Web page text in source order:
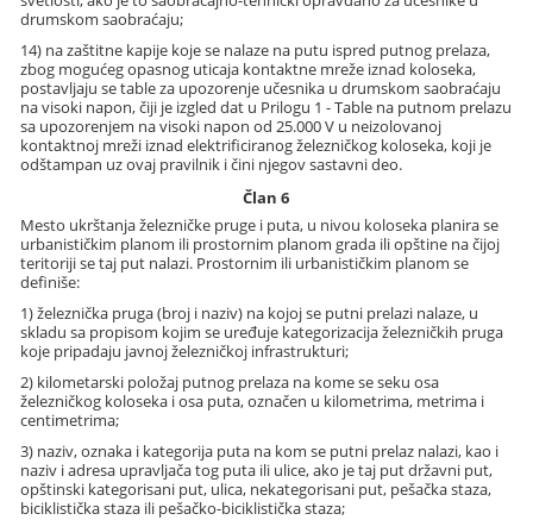
drumskom saobraćaju;
14) na zaštitne kapije koje se nalaze na putu ispred putnog prelaza,
zbog mogućeg opasnog uticaja kontaktne mreže iznad koloseka,
postavljaju se table za upozorenje učesnika u drumskom saobraćaju
na visoki napon, čiji je izgled dat u Prilogu 1 - Table na putnom prelazu
sa upozorenjem na visoki napon od 25.000 V u neizolovanoj
kontaktnoj mreži iznad elektrificiranog železničkog koloseka, koji je
odštampan uz ovaj pravilnik i čini njegov sastavni deo.
Član 6
Mesto ukrštanja železničke pruge i puta, u nivou koloseka planira se
urbanističkim planom ili prostornim planom grada ili opštine na čijoj
teritoriji se taj put nalazi. Prostornim ili urbanističkim planom se
definiše:
1) železnička pruga (broj i naziv) na kojoj se putni prelazi nalaze, u
skladu sa propisom kojim se uređuje kategorizacija železničkih pruga
koje pripadaju javnoj železničkoj infrastrukturi;
2) kilometarski položaj putnog prelaza na kome se seku osa
železničkog koloseka i osa puta, označen u kilometrima, metrima i
centimetrima;
3) naziv, oznaka i kategorija puta na kom se putni prelaz nalazi, kao i
naziv i adresa upravljača tog puta ili ulice, ako je taj put državni put,
opštinski kategorisani put, ulica, nekategorisani put, pešačka staza,
biciklistička staza ili pešačko-biciklistička staza;